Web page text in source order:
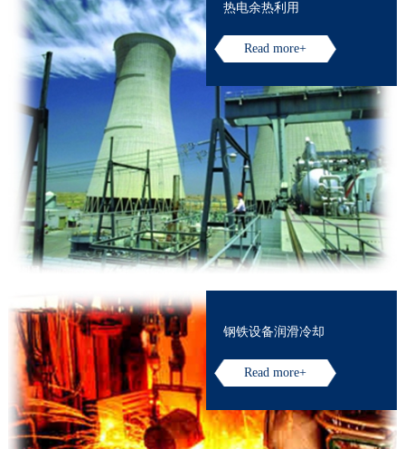
热电余热利用
Read more+
钢铁设备润滑冷却
Read more+